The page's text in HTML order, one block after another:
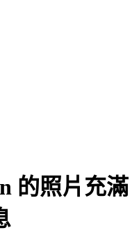
的照片充滿